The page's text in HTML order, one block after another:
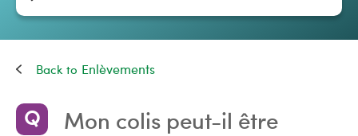
Enlèvements
Mon colis peut-il être